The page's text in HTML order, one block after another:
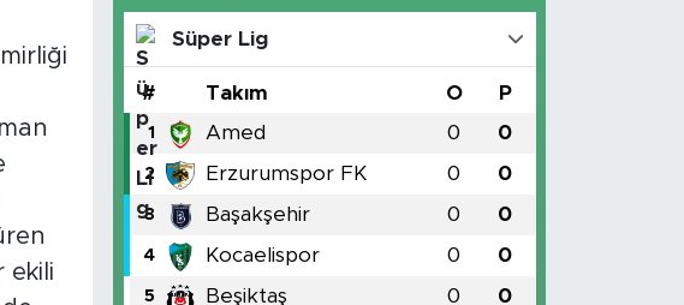
ekili
Süper Lig
# Takım O P
1 Amed 0 0
2 Erzurumspor FK 0 0
3 Başakşehir 0 0
4 Kocaelispor 0 0
5 Beşiktaş 0 0